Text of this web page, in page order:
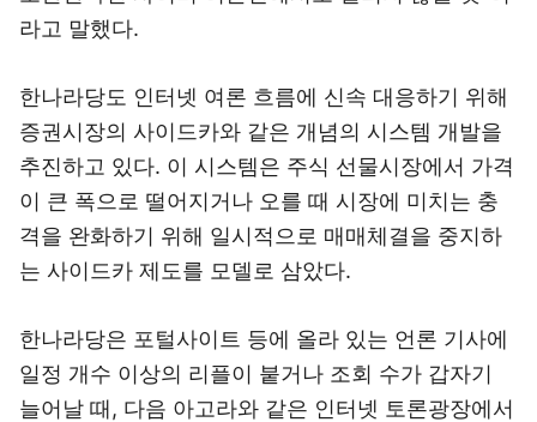
라고 말했다.
한나라당도 인터넷 여론 흐름에 신속 대응하기 위해
증권시장의 사이드카와 같은 개념의 시스템 개발을
추진하고 있다. 이 시스템은 주식 선물시장에서 가격
이 큰 폭으로 떨어지거나 오를 때 시장에 미치는 충
격을 완화하기 위해 일시적으로 매매체결을 중지하
는 사이드카 제도를 모델로 삼았다.
한나라당은 포털사이트 등에 올라 있는 언론 기사에
일정 개수 이상의 리플이 붙거나 조회 수가 갑자기
늘어날 때, 다음 아고라와 같은 인터넷 토론광장에서